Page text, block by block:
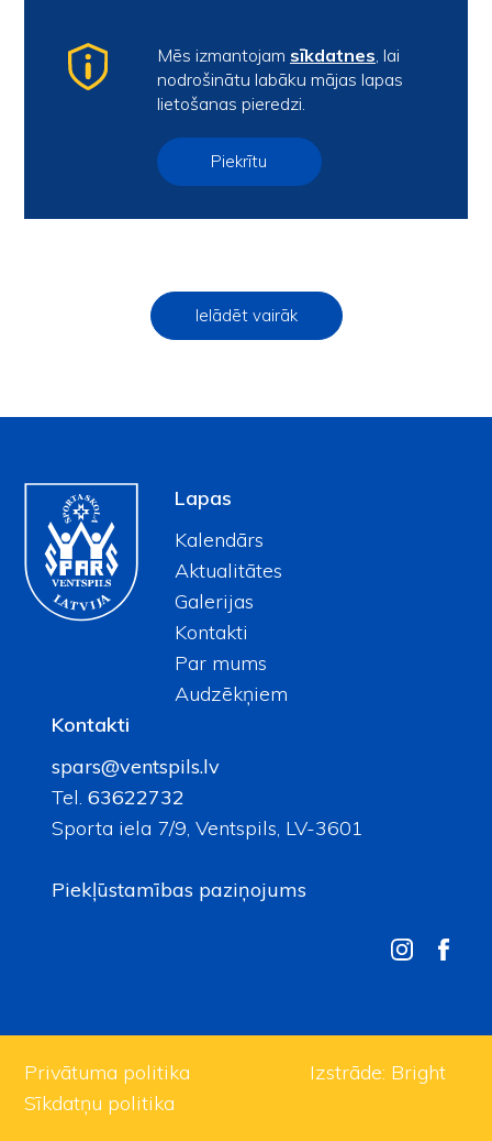
#Vieglatlētika
Baltijas U18 komandu
čempionāta medaļnieki
13.Jūlijs, 2024
Ielādēt vairāk
Lapas
Kalendārs
Aktualitātes
Galerijas
Kontakti
Par mums
Audzēkņiem
Kontakti
spars@ventspils.lv
Tel. 63622732
Sporta iela 7/9, Ventspils, LV-3601
Piekļūstamības paziņojums
Privātuma politika
Sīkdatņu politika
Izstrāde: Bright
Mēs izmantojam sīkdatnes, lai
nodrošinātu labāku mājas lapas
lietošanas pieredzi.
Piekrītu